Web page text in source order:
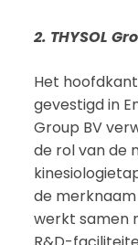
2. THYSOL
Het
gevestigd in
Group BV
de rol van de
de merknaam
werkt samen